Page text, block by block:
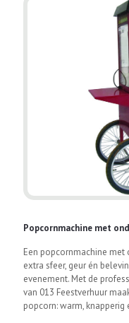
Popcornmachine met
Een popcornmachine
extra sfeer, geur én
evenement. Met de
van 013 Feestverhuur
popcorn: warm,